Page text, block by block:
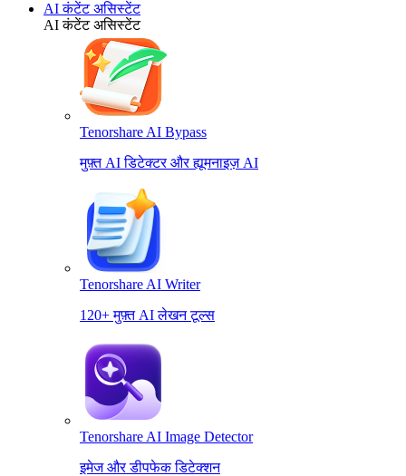
AI कंटेंट असिस्टेंट
AI कंटेंट असिस्टेंट
Tenorshare AI Bypass
मुफ़्त AI डिटेक्टर और ह्यूमनाइज़ AI
Tenorshare AI Writer
120+ मुफ़्त AI लेखन टूल्स
Tenorshare AI Image Detector
इमेज और डीपफेक डिटेक्शन